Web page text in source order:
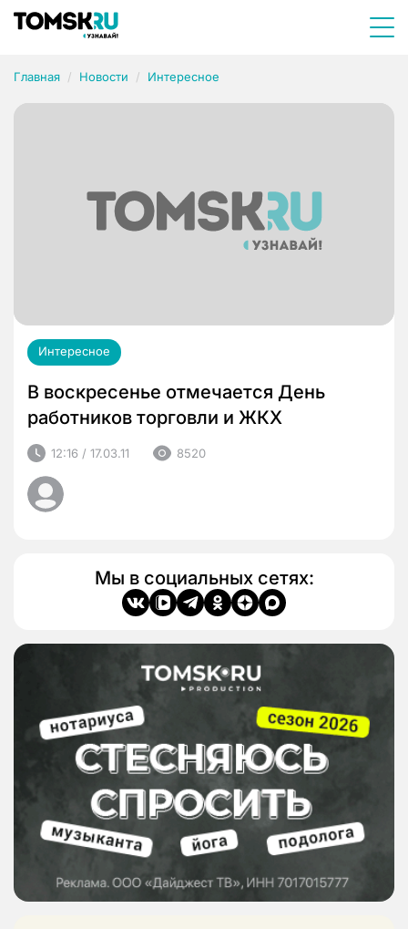
Главная Новости Интересное
Интересное
В воскресенье отмечается День
работников торговли и ЖКХ
12:16 / 17.03.11 8520
Мы в социальных сетях: